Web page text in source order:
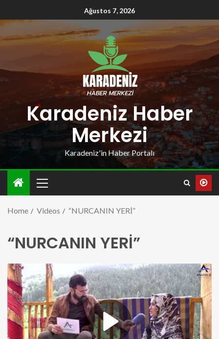
Ağustos 7, 2026
Karadeniz Haber
Merkezi
Karadeniz'in Haber Portalı
Home Videos “NURCANIN YERİ”
“NURCANIN YERİ”